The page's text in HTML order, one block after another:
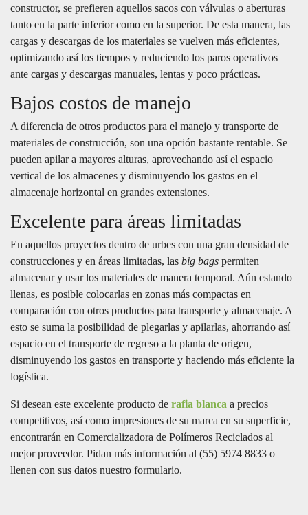
constructor, se prefieren aquellos sacos con válvulas o aberturas
tanto en la parte inferior como en la superior. De esta manera, las
cargas y descargas de los materiales se vuelven más eficientes,
optimizando así los tiempos y reduciendo los paros operativos
ante cargas y descargas manuales, lentas y poco prácticas.
Bajos costos de manejo
A diferencia de otros productos para el manejo y transporte de
materiales de construcción, son una opción bastante rentable. Se
pueden apilar a mayores alturas, aprovechando así el espacio
vertical de los almacenes y disminuyendo los gastos en el
almacenaje horizontal en grandes extensiones.
Excelente para áreas limitadas
En aquellos proyectos dentro de urbes con una gran densidad de
construcciones y en áreas limitadas, las big bags permiten
almacenar y usar los materiales de manera temporal. Aún estando
llenas, es posible colocarlas en zonas más compactas en
comparación con otros productos para transporte y almacenaje. A
esto se suma la posibilidad de plegarlas y apilarlas, ahorrando así
espacio en el transporte de regreso a la planta de origen,
disminuyendo los gastos en transporte y haciendo más eficiente la
logística.
Si desean este excelente producto de rafia blanca a precios
competitivos, así como impresiones de su marca en su superficie,
encontrarán en Comercializadora de Polímeros Reciclados al
mejor proveedor. Pidan más información al (55) 5974 8833 o
llenen con sus datos nuestro formulario.